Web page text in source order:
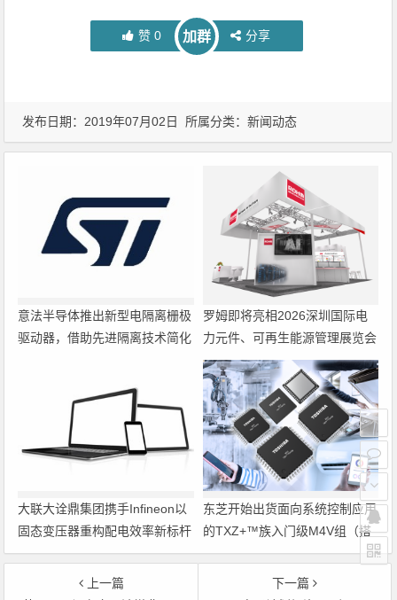
赞 0 加群 分享
发布日期：2019年07月02日 所属分类：新闻动态
意法半导体推出新型电隔离栅极
驱动器，借助先进隔离技术简化
罗姆即将亮相2026深圳国际电
力元件、可再生能源管理展览会
暨研讨会
大联大诠鼎集团携手Infineon以
固态变压器重构配电效率新标杆
东芝开始出货面向系统控制应用
的TXZ+™族入门级M4V组（搭
载Arm Cortex‑M4内核的标准微
控制器）工程样品
上一篇
下一篇